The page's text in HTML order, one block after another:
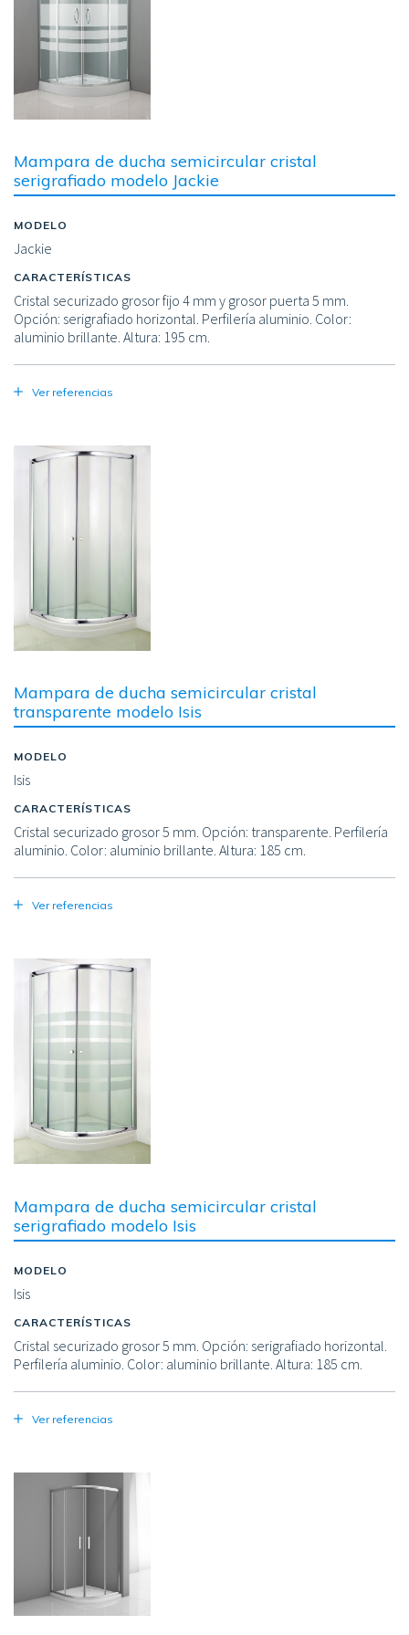
Mampara de ducha semicircular cristal
serigrafiado modelo Jackie
MODELO
Jackie
CARACTERÍSTICAS
Cristal securizado grosor fijo 4 mm y grosor puerta 5 mm.
Opción: serigrafiado horizontal. Perfilería aluminio. Color:
aluminio brillante. Altura: 195 cm.
Ver referencias
Image
Mampara de ducha semicircular cristal
transparente modelo Isis
MODELO
Isis
CARACTERÍSTICAS
Cristal securizado grosor 5 mm. Opción: transparente. Perfilería
aluminio. Color: aluminio brillante. Altura: 185 cm.
Ver referencias
Image
Mampara de ducha semicircular cristal
serigrafiado modelo Isis
MODELO
Isis
CARACTERÍSTICAS
Cristal securizado grosor 5 mm. Opción: serigrafiado horizontal.
Perfilería aluminio. Color: aluminio brillante. Altura: 185 cm.
Ver referencias